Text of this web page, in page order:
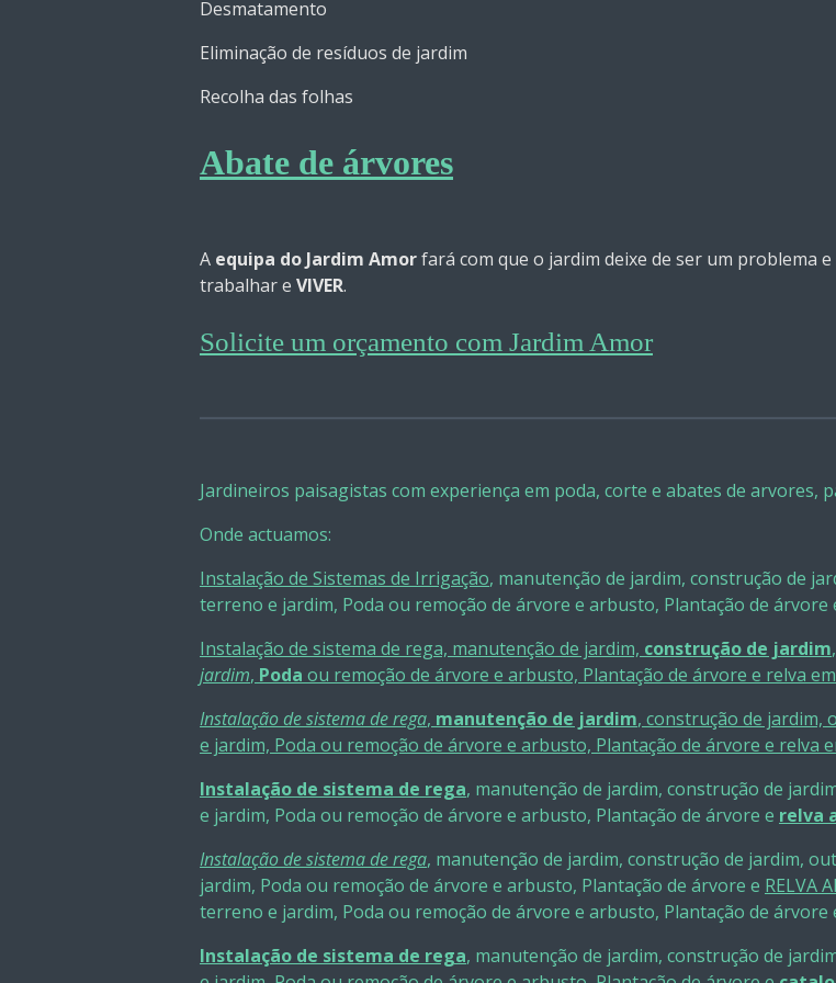
Desmatamento
Eliminação de resíduos de jardim
Recolha das folhas
Abate de árvores
A equipa do Jardim Amorfará com que o jardim deixe de ser um problema
trabalhar e VIVER.
Solicite um orçamento com Jardim Amor
Jardineiros paisagistas com experiença em poda, corte e abates de arvores,
Onde actuamos:
Instalação de Sistemas de Irrigação, manutenção de jardim, construção de
terreno e jardim, Poda ou remoção de árvore e arbusto, Plantação de árvore
Instalação de sistema de rega, manutenção de jardim, construção de jardim
jardim, Poda ou remoção de árvore e arbusto, Plantação de árvore e relva em
Instalação de sistema de rega, manutenção de jardim, construção de jardim,
e jardim, Poda ou remoção de árvore e arbusto, Plantação de árvore e relva
Instalação de sistema de rega, manutenção de jardim, construção de
e jardim, Poda ou remoção de árvore e arbusto, Plantação de árvore e relva
Instalação de sistema de rega, manutenção de jardim, construção de jardim,
jardim, Poda ou remoção de árvore e arbusto, Plantação de árvore e RELVA
terreno e jardim, Poda ou remoção de árvore e arbusto, Plantação de árvore
Instalação de sistema de rega, manutenção de jardim, construção de